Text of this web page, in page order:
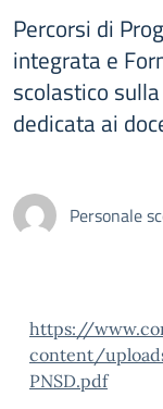
Percorsi di
integrata e
scolastico
dedicata ai
Personale
https://
content/
PNSD.pdf